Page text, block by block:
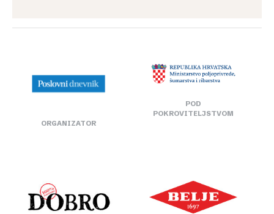
ORGANIZATOR
POD
POKROVITELJSTVOM